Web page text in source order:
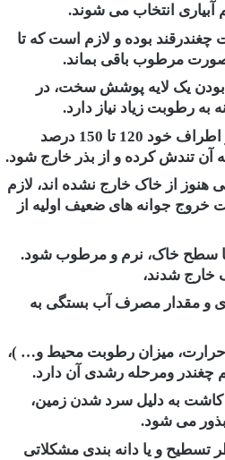
انتخاب می شوند.
چغندرقند بوده و لازم است که تا
مرطوب باقی بماند.
بودن یک لایه پوشش سخت، در
به رطوبت زیاد نیاز دارد.
بذر چغندر در این مرحله در اطراف خود 120 تا 150 درصد
آن تندش کرده و از بذر خارج شود.
هنوز از خاک خارج نشده اند، لازم
جوانه های ضعیف اولیه از
تا سطح خاک، نرم و مرطوب شود.
خارج شدند،
و مقدار مصرف آب بستگی به
حرارت، میزان رطوبت محیط و… )،
چغندر ومرحله رشدی آن دارد.
کاشت به دلیل سرد شدن زمین،
می شود.
تسطیح و یا دانه بندی مشکلاتی